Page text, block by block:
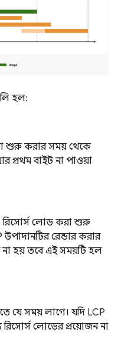
হল:
শুরু করার সময় থেকে
প্রথম বাইট না পাওয়া
রিসোর্স লোড করা শুরু
রেন্ডার করার
হয় তবে এই সময়টি হল
যে সময় লাগে। যদি LCP
রিসোর্স লোডের প্রয়োজন না